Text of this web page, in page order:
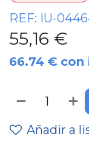
REF: IU-
55,16 €
66.74 € con
Añadir a